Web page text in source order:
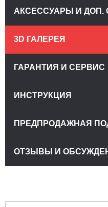
АКСЕССУАРЫ И ДОП.
3D ГАЛЕРЕЯ
ГАРАНТИЯ И СЕРВИС
ИНСТРУКЦИЯ
ПРЕДПРОДАЖНАЯ
ОТЗЫВЫ И